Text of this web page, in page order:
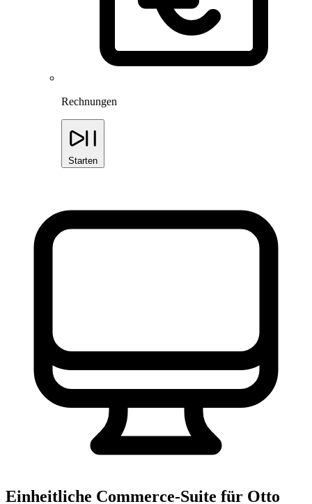
Rechnungen
Starten
Einheitliche Commerce-Suite für Otto